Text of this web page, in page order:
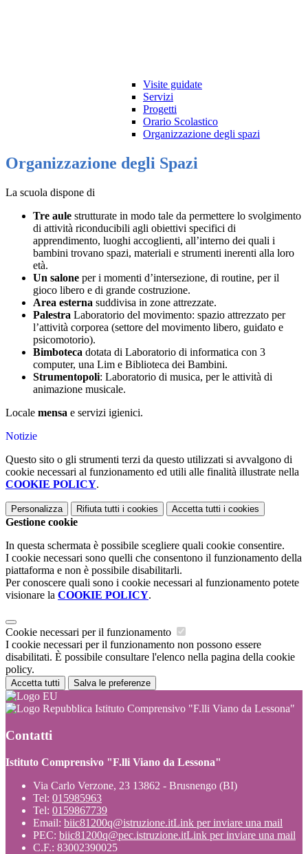
Visite guidate
Servizi
Progetti
Orario Scolastico
Organizzazione degli spazi
Organizzazione degli Spazi
La scuola dispone di
Tre aule strutturate in modo tale da permettere lo svolgimento
di attività riconducibili agli obiettivi specifici di
apprendimento, luoghi accoglienti, all’interno dei quali i
bambini trovano spazi, materiali e strumenti inerenti alla loro
età.
Un salone per i momenti d’intersezione, di routine, per il
gioco libero e di grande costruzione.
Area esterna suddivisa in zone attrezzate.
Palestra Laboratorio del movimento: spazio attrezzato per
l’attività corporea (settore del movimento libero, guidato e
psicomotorio).
Bimboteca dotata di Laboratorio di informatica con 3
computer, una Lim e Biblioteca dei Bambini.
Strumentopoli: Laboratorio di musica, per le attività di
animazione musicale.
Locale mensa e servizi igienici.
Notizie
Questo sito o gli strumenti terzi da questo utilizzati si avvalgono di
cookie necessari al funzionamento ed utili alle finalità illustrate nella
COOKIE POLICY.
Personalizza Rifiuta tutti i cookies Accetta tutti i cookies
Gestione cookie
In questa schermata è possibile scegliere quali cookie consentire.
I cookie necessari sono quelli che consentono il funzionamento della
piattaforma e non è possibile disabilitarli.
Per conoscere quali sono i cookie necessari al funzionamento potete
visionare la COOKIE POLICY.
Cookie necessari per il funzionamento
I cookie necessari per il funzionamento non possono essere
disabilitati. È possibile consultare l'elenco nella pagina della cookie
policy.
Accetta tutti Salva le preferenze
Istituto Comprensivo "F.lli Viano da Lessona"
Contatti
Istituto Comprensivo "F.lli Viano da Lessona"
Via Carlo Verzone, 23 13862 - Brusnengo (BI)
Tel: 015985963
Tel: 0159867739
Email: biic81200q@istruzione.itLink per inviare una mail
PEC: biic81200q@pec.istruzione.itLink per inviare una mail
C.F.: 83002390025